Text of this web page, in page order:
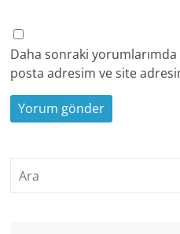
Daha sonraki yorumlarımda
posta adresim ve site